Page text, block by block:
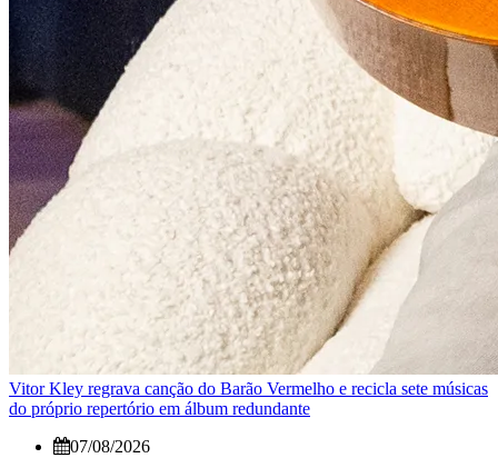
Vitor Kley regrava canção do Barão Vermelho e recicla sete músicas
do próprio repertório em álbum redundante
07/08/2026